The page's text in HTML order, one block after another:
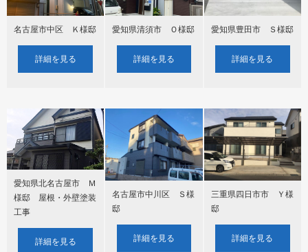
名古屋市中区 Ｋ様邸
詳細を見る
愛知県清須市 Ｏ様邸
詳細を見る
愛知県豊田市 Ｓ様邸
詳細を見る
愛知県北名古屋市 Ｍ
様邸 屋根・外壁塗装
工事
詳細を見る
名古屋市中川区 Ｓ様
邸
詳細を見る
三重県四日市市 Ｙ様
邸
詳細を見る